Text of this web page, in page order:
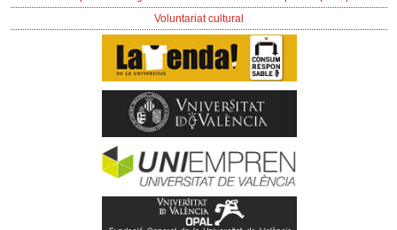
Voluntariat cultural